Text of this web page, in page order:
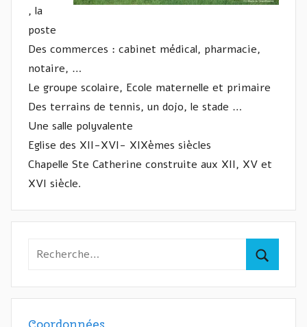
, la
poste
Des commerces : cabinet médical, pharmacie,
notaire, …
Le groupe scolaire, Ecole maternelle et primaire
Des terrains de tennis, un dojo, le stade …
Une salle polyvalente
Eglise des XII-XVI- XIXèmes siècles
Chapelle Ste Catherine construite aux XII, XV et
XVI siècle.
Recherche
:
Coordonnées